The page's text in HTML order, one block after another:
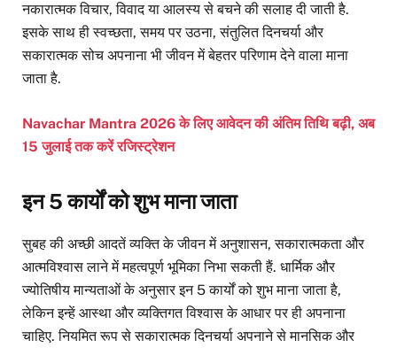
नकारात्मक विचार, विवाद या आलस्य से बचने की सलाह दी जाती है.
इसके साथ ही स्वच्छता, समय पर उठना, संतुलित दिनचर्या और
सकारात्मक सोच अपनाना भी जीवन में बेहतर परिणाम देने वाला माना
जाता है.
Navachar Mantra 2026 के लिए आवेदन की अंतिम तिथि बढ़ी, अब
15 जुलाई तक करें रजिस्ट्रेशन
इन 5 कार्यों को शुभ माना जाता
सुबह की अच्छी आदतें व्यक्ति के जीवन में अनुशासन, सकारात्मकता और
आत्मविश्वास लाने में महत्वपूर्ण भूमिका निभा सकती हैं. धार्मिक और
ज्योतिषीय मान्यताओं के अनुसार इन 5 कार्यों को शुभ माना जाता है,
लेकिन इन्हें आस्था और व्यक्तिगत विश्वास के आधार पर ही अपनाना
चाहिए. नियमित रूप से सकारात्मक दिनचर्या अपनाने से मानसिक और